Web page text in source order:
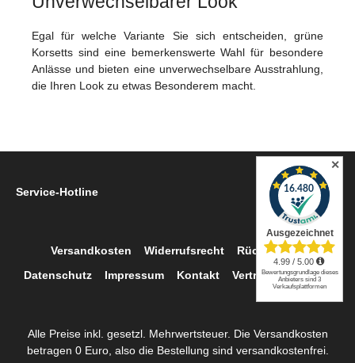
Egal für welche Variante Sie sich entscheiden, grüne
Korsetts sind eine bemerkenswerte Wahl für besondere
Anlässe und bieten eine unverwechselbare Ausstrahlung,
die Ihren Look zu etwas Besonderem macht.
Service-Hotline
Versandkosten Widerrufsrecht
Rückgabe
Datenschutz
Impressum Kontakt Vertrag widerrufen
Alle Preise inkl. gesetzl. Mehrwertsteuer. Die Versandkosten
betragen 0 Euro, also die Bestellung sind versandkostenfrei.
✕